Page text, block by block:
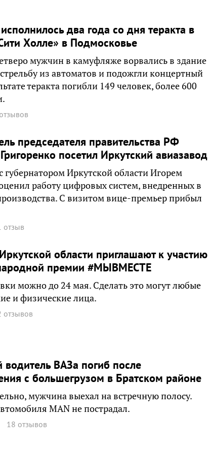
два года со дня теракта в
Холле» в Подмосковье
мужчин в камуфляже ворвались в здание
из автоматов и подожгли концертный
теракта погибли 149 человек, более 600
председателя правительства РФ
посетил Иркутский авиазавод
губернатором Иркутской области Игорем
работу цифровых систем, внедренных в
С визитом вице-премьер прибыл
отзыв
области приглашают к участию
премии #МЫВМЕСТЕ
можно до 24 мая. Сделать это могут любые
и физические лица.
отзывов
водитель ВАЗа погиб после
с большегрузом в Братском районе
мужчина выехал на встречную полосу.
МАN не пострадал.
18 отзывов